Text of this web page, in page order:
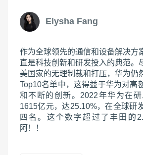
Elysha Fang
作为全球领先的通信和设备解决方
直是科技创新和研发投入的典范。
美国家的无理制裁和打压，华为仍
Top10名单中，这得益于华为对高
和不断的创新。2022年华为在
1615亿元，达25.10%，在全球研
四名。这个数字超过了丰田的
阿！！